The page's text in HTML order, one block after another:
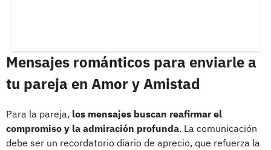
Mensajes románticos para enviarle a
tu pareja en Amor y Amistad
Para la pareja, los mensajes buscan reafirmar el
compromiso y la admiración profunda. La comunicación
debe ser un recordatorio diario de aprecio, que refuerza la